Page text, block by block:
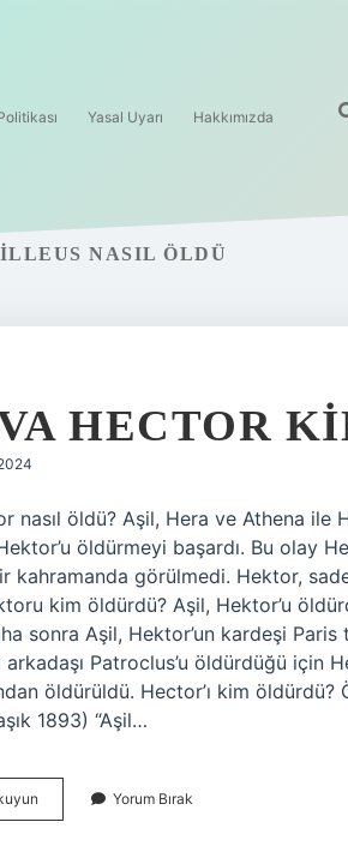
Yasal Uyarı Hakkımızda
NASIL ÖLDÜ
HECTOR
nasıl öldü? Aşil, Hera ve Athena ile
öldürmeyi başardı. Bu olay
kahramanda görülmedi. Hektor,
kim öldürdü? Aşil, Hektor’u
sonra Aşil, Hektor’un kardeşi
arkadaşı Patroclus’u öldürdüğü için
öldürüldü. Hector’ı kim öldürdü?
1893) “Aşil…
Hector
Yorum Bırak